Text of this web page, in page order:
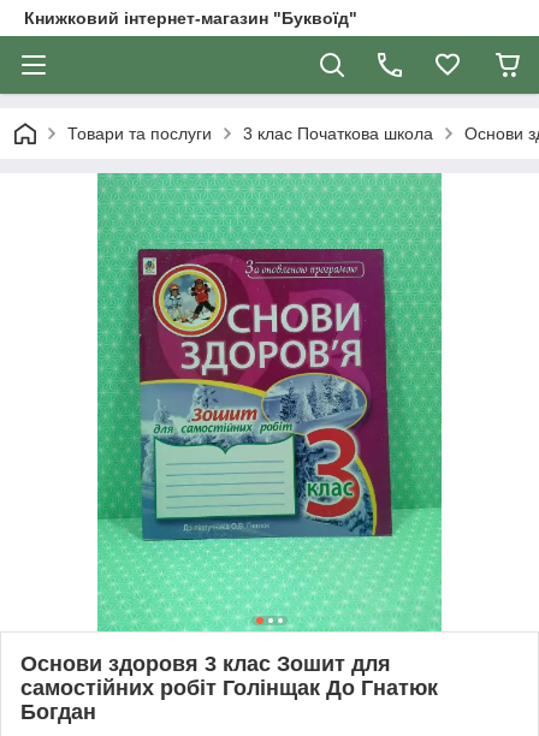
Книжковий інтернет-магазин "Буквоїд"
Товари та послуги 3 клас Початкова школа Основи
Основи здоровя 3 клас Зошит для
самостійних робіт Голінщак До Гнатюк
Богдан